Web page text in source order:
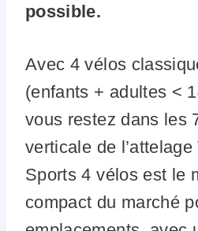
possible.
Avec 4 vélos
(enfants + adultes <
vous restez dans les
verticale de l’attelage
Sports 4 vélos est le
compact du marché